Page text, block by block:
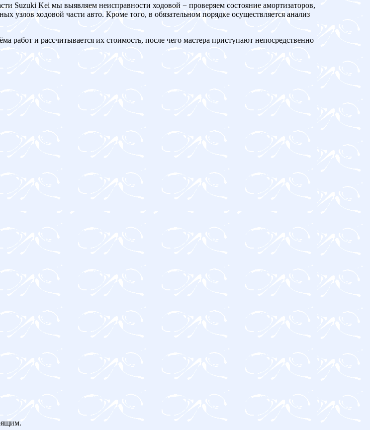
Suzuki Kei мы выявляем неисправности ходовой − проверяем состояние амортизаторов,
ходовой части авто. Кроме того, в обязательном порядке осуществляется анализ
работ и рассчитывается их стоимость, после чего мастера приступают непосредственно